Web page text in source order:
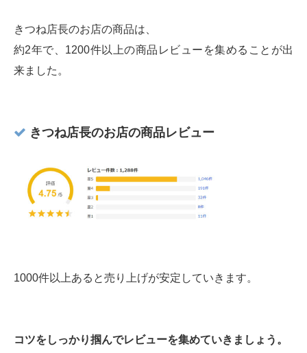
きつね店長のお店の商品は、
約2年で、1200件以上の商品レビューを集めることが出
来ました。
きつね店長のお店の商品レビュー
1000件以上あると売り上げが安定していきます。
コツをしっかり掴んでレビューを集めていきましょう。